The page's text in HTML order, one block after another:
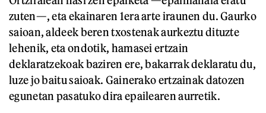
zuten—, eta ekainaren 1era arte iraunen du. Gaurko
saioan, aldeek beren txostenak aurkeztu dituzte
lehenik, eta ondotik, hamasei ertzain
deklaratzekoak baziren ere, bakarrak deklaratu du,
luze jo baitu saioak. Gainerako ertzainak datozen
egunetan pasatuko dira epailearen aurretik.